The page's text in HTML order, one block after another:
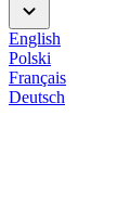
English
Polski
Français
Deutsch